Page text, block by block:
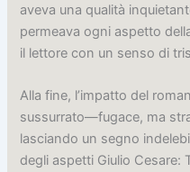
aveva una qualità
permeava ogni aspetto
il lettore con un senso di
Alla fine, l’impatto del
sussurrato—fugace, ma
lasciando un segno
degli aspetti Giulio Cesare: